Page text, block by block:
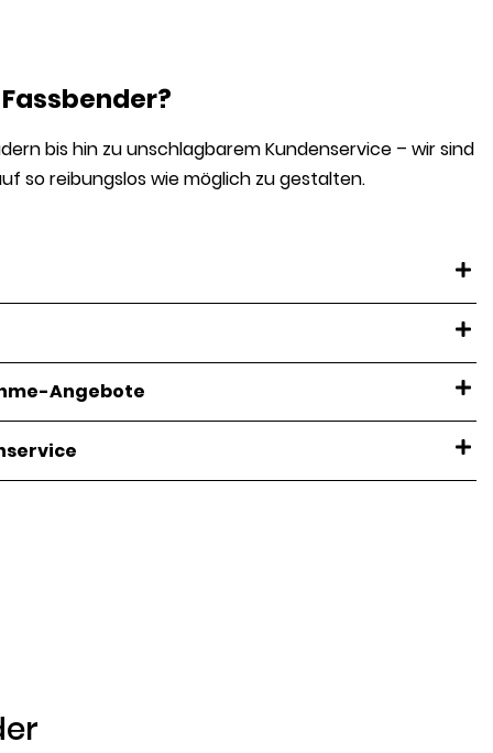
bis hin zu unschlagbarem Kundenservice – wir sind
so reibungslos wie möglich zu gestalten.
Angebote